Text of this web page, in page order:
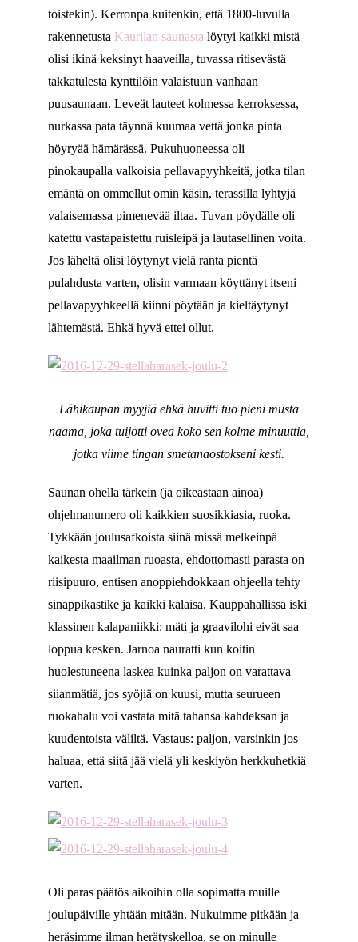
toistekin). Kerronpa kuitenkin, että 1800-luvulla
rakennetusta Kaurilan saunasta löytyi kaikki mistä
olisi ikinä keksinyt haaveilla, tuvassa ritisevästä
takkatulesta kynttilöin valaistuun vanhaan
puusaunaan. Leveät lauteet kolmessa kerroksessa,
nurkassa pata täynnä kuumaa vettä jonka pinta
höyryää hämärässä. Pukuhuoneessa oli
pinokaupalla valkoisia pellavapyyhkeitä, jotka tilan
emäntä on ommellut omin käsin, terassilla lyhtyjä
valaisemassa pimenevää iltaa. Tuvan pöydälle oli
katettu vastapaistettu ruisleipä ja lautasellinen voita.
Jos läheltä olisi löytynyt vielä ranta pientä
pulahdusta varten, olisin varmaan köyttänyt itseni
pellavapyyhkeellä kiinni pöytään ja kieltäytynyt
lähtemästä. Ehkä hyvä ettei ollut.
Lähikaupan myyjiä ehkä huvitti tuo pieni musta
naama, joka tuijotti ovea koko sen kolme minuuttia,
jotka viime tingan smetanaostokseni kesti.
Saunan ohella tärkein (ja oikeastaan ainoa)
ohjelmanumero oli kaikkien suosikkiasia, ruoka.
Tykkään joulusafkoista siinä missä melkeinpä
kaikesta maailman ruoasta, ehdottomasti parasta on
riisipuuro, entisen anoppiehdokkaan ohjeella tehty
sinappikastike ja kaikki kalaisa. Kauppahallissa iski
klassinen kalapaniikki: mäti ja graavilohi eivät saa
loppua kesken. Jarnoa nauratti kun koitin
huolestuneena laskea kuinka paljon on varattava
siianmätiä, jos syöjiä on kuusi, mutta seurueen
ruokahalu voi vastata mitä tahansa kahdeksan ja
kuudentoista väliltä. Vastaus: paljon, varsinkin jos
haluaa, että siitä jää vielä yli keskiyön herkkuhetkiä
varten.
Oli paras päätös aikoihin olla sopimatta muille
joulupäiville yhtään mitään. Nukuimme pitkään ja
heräsimme ilman herätyskelloa, se on minulle